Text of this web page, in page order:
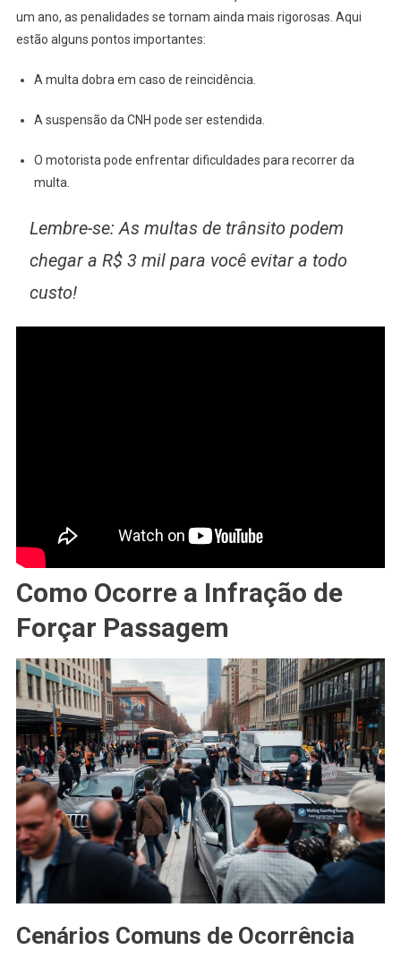
um ano, as penalidades se tornam ainda mais rigorosas. Aqui
estão alguns pontos importantes:
A multa dobra em caso de reincidência.
A suspensão da CNH pode ser estendida.
O motorista pode enfrentar dificuldades para recorrer da
multa.
Lembre-se: As multas de trânsito podem
chegar a R$ 3 mil para você evitar a todo
custo!
Como Ocorre a Infração de
Forçar Passagem
Cenários Comuns de Ocorrência